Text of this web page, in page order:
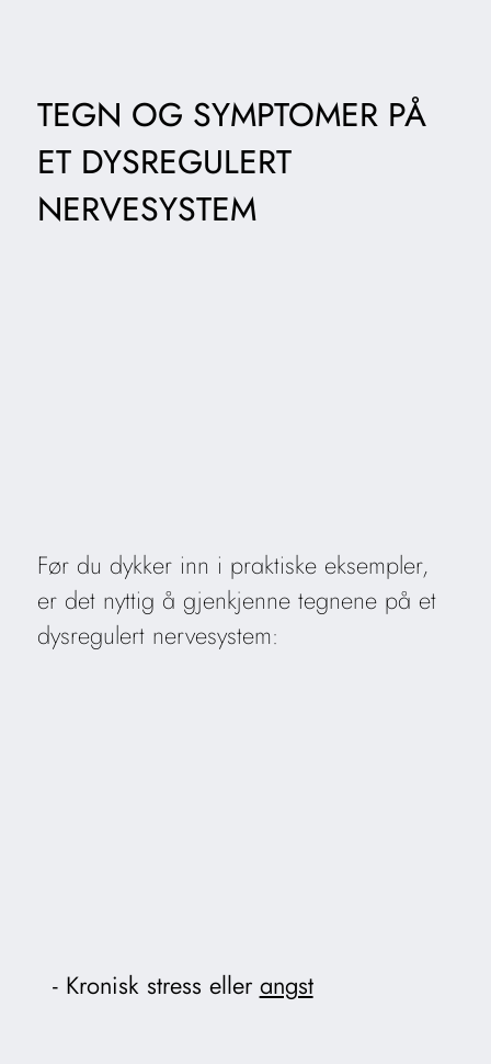
TEGN OG SYMPTOMER PÅ
ET DYSREGULERT
NERVESYSTEM
Før du dykker inn i praktiske eksempler,
er det nyttig å gjenkjenne tegnene på et
dysregulert nervesystem:
Kronisk stress eller angst